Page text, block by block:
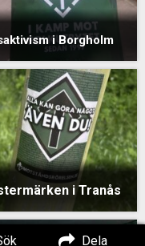
Dela
i Borgholm
i Tranås